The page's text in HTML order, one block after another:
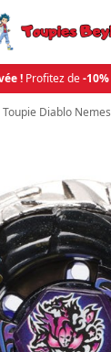
! Profitez de-10%
Toupie Diablo Nemesis X:D Beyblade